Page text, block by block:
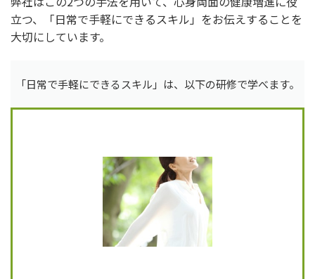
立つ、「日常で手軽にできるスキル」をお伝えすることを
大切にしています。
「日常で手軽にできるスキル」は、以下の研修で学べます。